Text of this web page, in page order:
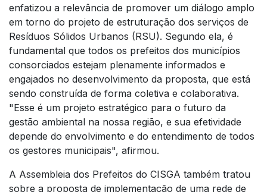
enfatizou a relevância de promover um diálogo amplo
em torno do projeto de estruturação dos serviços de
Resíduos Sólidos Urbanos (RSU). Segundo ela, é
fundamental que todos os prefeitos dos municípios
consorciados estejam plenamente informados e
engajados no desenvolvimento da proposta, que está
sendo construída de forma coletiva e colaborativa.
"Esse é um projeto estratégico para o futuro da
gestão ambiental na nossa região, e sua efetividade
depende do envolvimento e do entendimento de todos
os gestores municipais", afirmou.
A Assembleia dos Prefeitos do CISGA também tratou
sobre a proposta de implementação de uma rede de